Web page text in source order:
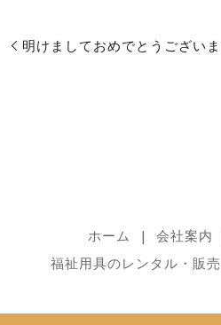
明けましておめでとうござい
ホーム 会社案内
福祉用具のレンタル・販